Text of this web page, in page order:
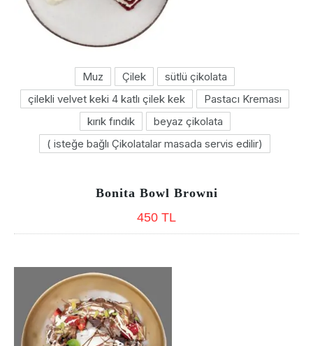
Muz Çilek
sütlü çikolata
çilekli velvet keki 4 katlı çilek kek
Pastacı Kreması
kırık fındık
beyaz çikolata
( isteğe bağlı Çikolatalar masada servis edilir)
Bonita Bowl Browni
450 TL